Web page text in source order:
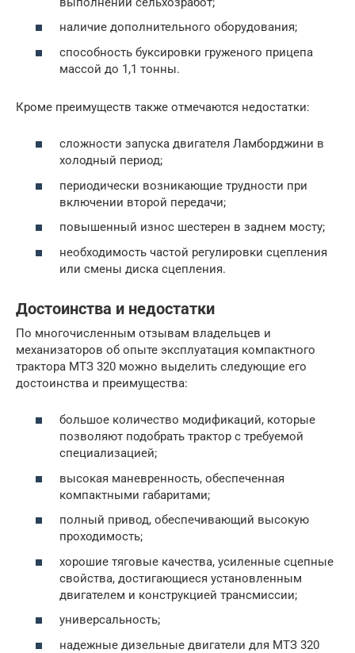
наличие дополнительного оборудования;
способность буксировки груженого прицепа
массой до 1,1 тонны.
Кроме преимуществ также отмечаются недостатки:
сложности запуска двигателя Ламборджини в
холодный период;
периодически возникающие трудности при
включении второй передачи;
повышенный износ шестерен в заднем мосту;
необходимость частой регулировки сцепления
или смены диска сцепления.
Достоинства и недостатки
По многочисленным отзывам владельцев и
механизаторов об опыте эксплуатация компактного
трактора МТЗ 320 можно выделить следующие его
достоинства и преимущества:
большое количество модификаций, которые
позволяют подобрать трактор с требуемой
специализацией;
высокая маневренность, обеспеченная
компактными габаритами;
полный привод, обеспечивающий высокую
проходимость;
хорошие тяговые качества, усиленные сцепные
свойства, достигающиеся установленным
двигателем и конструкцией трансмиссии;
универсальность;
надежные дизельные двигатели для МТЗ 320